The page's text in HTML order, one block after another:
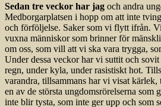
Sedan tre veckor har jag och andra
Medborgarplatsen i hopp om att inte
och förföljelse. Saker som vi flytt ifrån.
vuxna människor som brinner för
om oss, som vill att vi ska vara trygga,
Under dessa veckor har vi suttit och
regn, under kyla, under rasistiskt hot.
varandra, tillsammans har vi visat kärlek,
en av de största ungdomsrörelserna som
inte blir tysta, som inte ger upp och som